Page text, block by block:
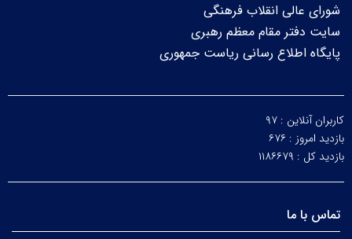
شورای عالی انقلاب فرهنگی
سایت دفتر مقام معظم رهبری
پایگاه اطلاع رسانی ریاست جمهوری
کاربران آنلاین : ۹۷
بازدید امروز : ۶۷۶
بازدید کل : ۱۱۸۶۶۷۹
تماس با ما